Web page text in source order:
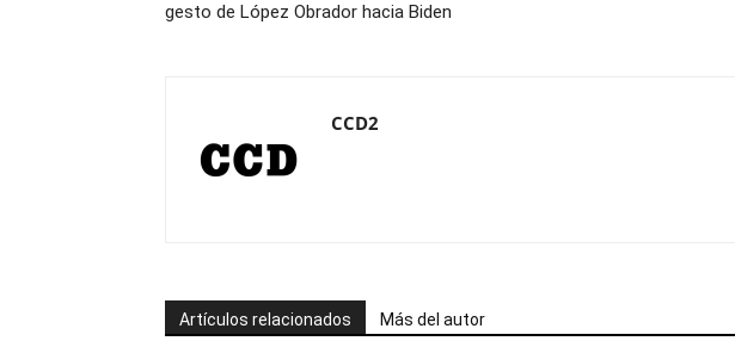
gesto de López Obrador hacia Biden
CCD2
Artículos relacionados Más del autor